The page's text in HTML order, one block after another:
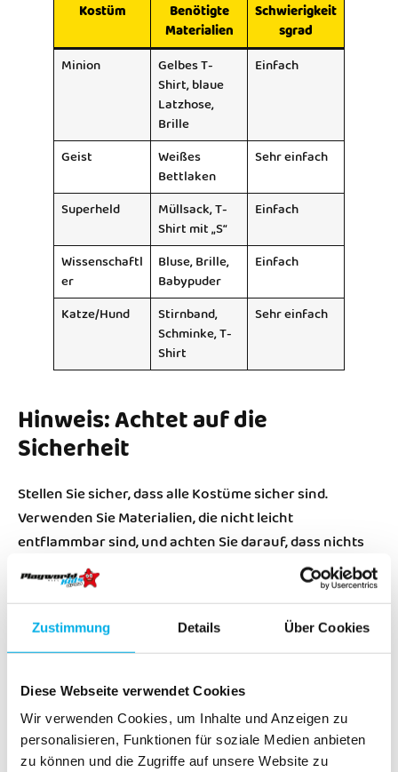
Zustimmung Details Über Cookies
Diese Webseite verwendet Cookies
Wir verwenden Cookies, um Inhalte und Anzeigen zu
personalisieren, Funktionen für soziale Medien anbieten
zu können und die Zugriffe auf unsere Website zu
Kostüm
Benötigte
Materialien
Schwierigkeit
sgrad
Minion
Gelbes T-
Shirt, blaue
Latzhose,
Brille
Einfach
Geist
Weißes
Bettlaken
Sehr einfach
Superheld
Müllsack, T-
Shirt mit „S“
Einfach
Wissenschaftl
er
Bluse, Brille,
Babypuder
Einfach
Katze/Hund
Stirnband,
Schminke, T-
Shirt
Sehr einfach
Hinweis: Achtet auf die
Sicherheit
Stellen Sie sicher, dass alle Kostüme sicher sind.
Verwenden Sie Materialien, die nicht leicht
entflammbar sind, und achten Sie darauf, dass nichts
im Gesicht Ihres Kindes stört oder die Sicht behindert.
Halloween in der Playworld
Wien
In derPlayworld Wienwird die Kostüm-Party noch
unvergesslicher! Ob Minions, Geister oder verrückte
Wissenschaftler – hier können die Kinder ihre
kreativen Kostüme zur Schau stellen und gleichzeitig